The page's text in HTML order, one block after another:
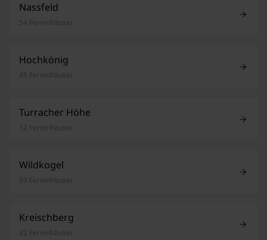
Nassfeld
54 Ferienhäuser
Hochkönig
45 Ferienhäuser
Turracher Höhe
12 Ferienhäuser
Wildkogel
93 Ferienhäuser
Kreischberg
32 Ferienhäuser